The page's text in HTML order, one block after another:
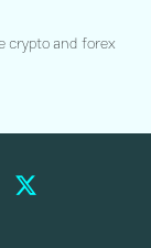
crypto and forex